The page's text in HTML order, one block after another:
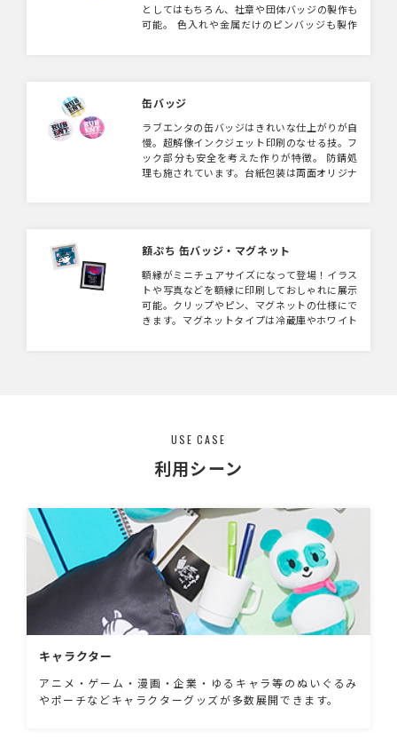
としてはもちろん、社章や団体バッジの製作も
可能。 色入れや金属だけのピンバッジも製作
缶バッジ
ラブエンタの缶バッジはきれいな仕上がりが自
慢。超解像インクジェット印刷のなせる技。フ
ック部分も安全を考えた作りが特徴。 防錆処
理も施されています。台紙包装は両面オリジナ
額ぷち 缶バッジ・マグネット
額縁がミニチュアサイズになって登場！イラス
トや写真などを額縁に印刷しておしゃれに展示
可能。クリップやピン、マグネットの仕様にで
きます。マグネットタイプは冷蔵庫やホワイト
USE CASE
利用シーン
キャラクター
アニメ・ゲーム・漫画・企業・ゆるキャラ等のぬいぐるみ
やポーチなどキャラクターグッズが多数展開できます。